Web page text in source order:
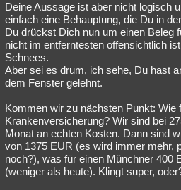
Deine Aussage ist aber nicht logisch
einfach eine Behauptung, die Du in
Du drückst Dich nun um einen Beleg
nicht im entferntesten offensichtlich
Schnees.
Aber sei es drum, ich sehe, Du hast
dem Fenster gelehnt.
Kommen wir zu nächsten Punkt: Wie
Krankenversicherung? Wir sind bei
Monat an echten Kosten. Dann sind
von 1375 EUR (es wird immer mehr,
noch?), was für einen Münchner 400
(weniger als heute). Klingt super,